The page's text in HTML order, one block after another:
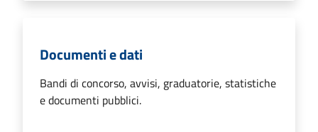
Documenti e dati
Bandi di concorso, avvisi, graduatorie, statistiche
e documenti pubblici.